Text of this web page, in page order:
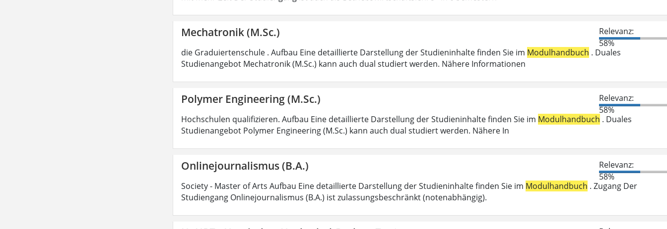
Mechatronik (M.Sc.)
Relevanz:
58%
die Graduiertenschule . Aufbau Eine detaillierte Darstellung der Studieninhalte finden Sie im Modulhandbuch . Duales
Studienangebot Mechatronik (M.Sc.) kann auch dual studiert werden. Nähere Informationen
Polymer Engineering (M.Sc.)
Relevanz:
58%
Hochschulen qualifizieren. Aufbau Eine detaillierte Darstellung der Studieninhalte finden Sie im Modulhandbuch . Duales
Studienangebot Polymer Engineering (M.Sc.) kann auch dual studiert werden. Nähere In
Onlinejournalismus (B.A.)
Relevanz:
58%
Society - Master of Arts Aufbau Eine detaillierte Darstellung der Studieninhalte finden Sie im Modulhandbuch . Zugang Der
Studiengang Onlinejournalismus (B.A.) ist zulassungsbeschränkt (notenabhängig).